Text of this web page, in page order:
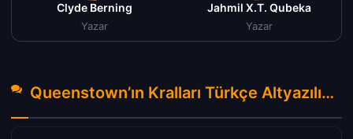
Clyde Berning
Yazar
Jahmil X.T. Qubeka
Yazar
Queenstown’ın Kralları Türkçe Altyazılı izle (2023) Hakkında Yorumlar